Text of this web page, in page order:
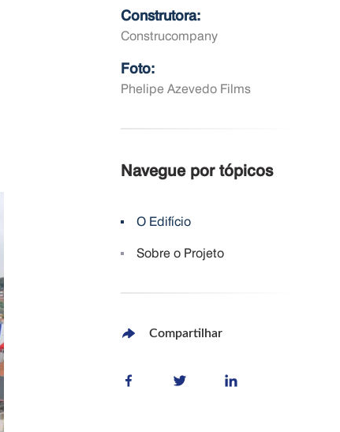
Construtora:
Construcompany
Foto:
Phelipe Azevedo Films
Navegue por tópicos
O Edifício
Sobre o Projeto
Compartilhar